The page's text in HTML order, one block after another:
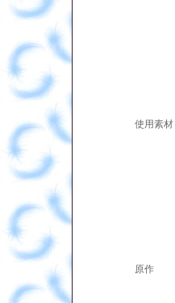
使用素材
原作